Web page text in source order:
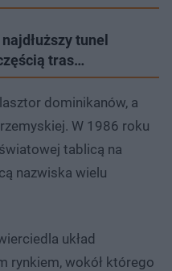
tunel
tras…
dominikanów, a
W 1986 roku
tablicą na
nazwiska wielu
układ
rynkiem, wokół którego